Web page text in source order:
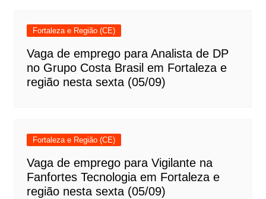
Fortaleza e Região (CE)
Vaga de emprego para Analista de DP
no Grupo Costa Brasil em Fortaleza e
região nesta sexta (05/09)
Fortaleza e Região (CE)
Vaga de emprego para Vigilante na
Fanfortes Tecnologia em Fortaleza e
região nesta sexta (05/09)